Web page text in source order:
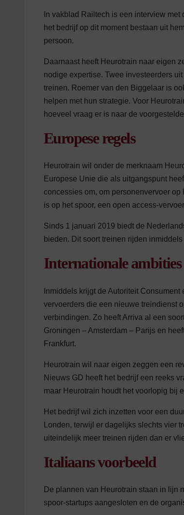
In vakblad Railtech is een interview
het bedrijf op dit moment bestaan uit
persoon.
Daarnaast heeft Heurotrain naar eigen
nodige expertise. Twee investeerders
treinen. Roemer van den Biggelaar is
helpen met hun strategie. Voor
hoeveel vraag er is naar de
Europese regels
Heurotrain wil onder de merknaam
Europese Unie die als uitgangspunt
concessies om, om personenvervoer
is op het spoor, een open access-
Sinds 1 januari 2019 biedt de
bieden. Dit soort treinen rijden
Internationale ambities
Inmiddels krijgt de Autoriteit
vervoerders die een nieuwe treindienst
verbindingen. Zo heeft Arriva al een
Groningen – Amsterdam – Parijs en
Frankfurt.
Heurotrain wil naar eigen zeggen een
Nieuws GD heeft het bedrijf een reeks
maar Heurotrain houdt het voorlopig bij
Het bedrijf wil zich inzetten voor een
Londen, terwijl er dagelijks slechts vier
uiteindelijk meer treinen rijden dan er
Italiaans voorbeeld
De plannen van Heurotrain staan in lijn
spoor-startups aangesloten en de